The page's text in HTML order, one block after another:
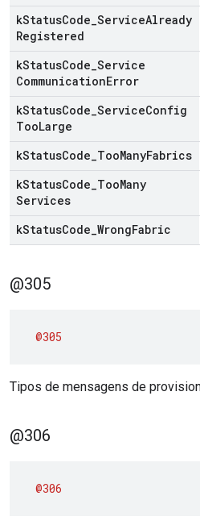
kStatusCode ServiceAlready
Registered
kStatusCode Service
CommunicationError
kStatusCode ServiceConfig
TooLarge
kStatusCode TooManyFabrics
kStatusCode TooMany
Services
kStatusCode WrongFabric
@305
@305
Tipos de mensagens de
@306
@306